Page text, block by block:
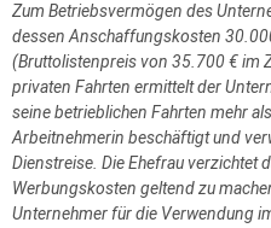
Zum Betriebsvermögen des
dessen Anschaffungskosten
(Bruttolistenpreis von 35.700 € im
privaten Fahrten ermittelt der
seine betrieblichen Fahrten mehr
Arbeitnehmerin beschäftigt und
Dienstreise. Die Ehefrau verzichtet
Werbungskosten geltend zu
Unternehmer für die Verwendung